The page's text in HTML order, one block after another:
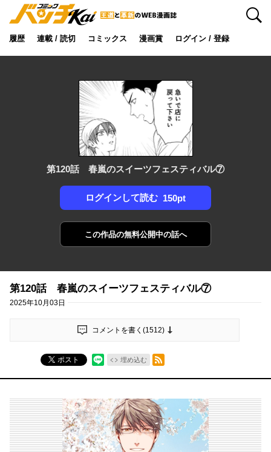
履歴 連載 / 読切 コミックス 漫画賞 ログイン / 登録
検索
第120話 春嵐のスイーツフェスティバル⑦
ログインして読む 150pt
この作品の無料公開中の話へ
第120話 春嵐のスイーツフェスティバル⑦
2025年10月03日
コメントを書く(1512)
ポスト 埋め込む
RSSフィード